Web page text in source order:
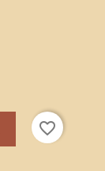
favorite_border